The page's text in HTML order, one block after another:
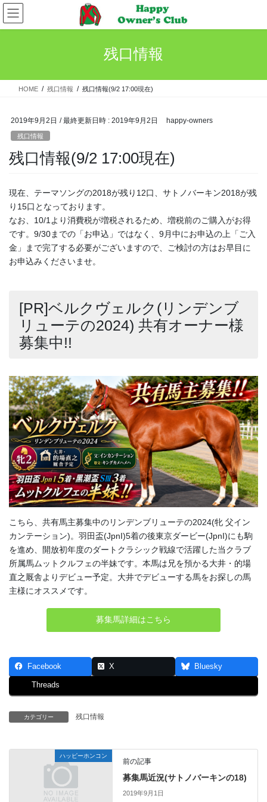
コ
ン
テ
ス
ナ
ビ
ゲ
ン
残口情報
HOME 残口情報 残口情報(9/2 17:00現在)
2019年9月2日 / 最終更新日時 : 2019年9月2日 happy-owners
残口情報
残口情報(9/2 17:00現在)
現在、テーマソングの2018が残り12口、サトノバーキン2018が残
り15口となっております。
なお、10/1より消費税が増税されるため、増税前のご購入がお得
です。9/30までの「お申込」ではなく、9月中にお申込の上「ご入
金」まで完了する必要がございますので、ご検討の方はお早目に
お申込みくださいませ。
[PR]ベルクヴェルク(リンデンブ
リューテの2024) 共有オーナー様
募集中!!
こちら、共有馬主募集中のリンデンブリューテの2024(牝 父イン
カンテーション)。羽田盃(JpnI)5着の後東京ダービー(JpnI)にも駒
を進め、開放初年度のダートクラシック戦線で活躍した当クラブ
所属馬ムットクルフェの半妹です。本馬は兄を預かる大井・的場
直之厩舎よりデビュー予定。大井でデビューする馬をお探しの馬
主様にオススメです。
募集馬詳細はこちら
Facebook X Bluesky
Threads
カテゴリー 残口情報
ハッピーホンコン
前の記事
募集馬近況(サトノバーキンの18)
2019年9月1日